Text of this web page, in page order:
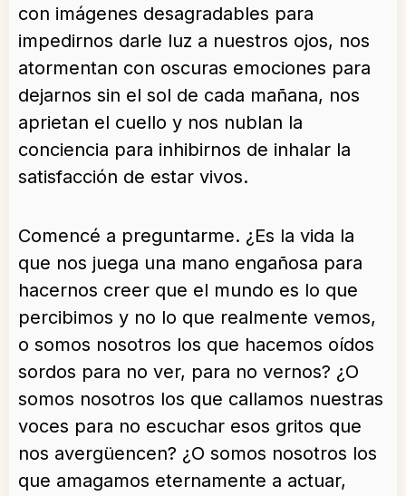
con imágenes desagradables para
impedirnos darle luz a nuestros ojos, nos
atormentan con oscuras emociones para
dejarnos sin el sol de cada mañana, nos
aprietan el cuello y nos nublan la
conciencia para inhibirnos de inhalar la
satisfacción de estar vivos.
Comencé a preguntarme. ¿Es la vida la
que nos juega una mano engañosa para
hacernos creer que el mundo es lo que
percibimos y no lo que realmente vemos,
o somos nosotros los que hacemos oídos
sordos para no ver, para no vernos? ¿O
somos nosotros los que callamos nuestras
voces para no escuchar esos gritos que
nos avergüencen? ¿O somos nosotros los
que amagamos eternamente a actuar,